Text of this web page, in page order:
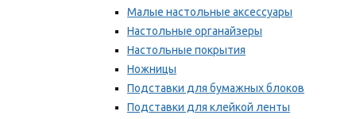
Малые настольные аксессуары
Настольные органайзеры
Настольные покрытия
Ножницы
Подставки для бумажных блоков
Подставки для клейкой ленты